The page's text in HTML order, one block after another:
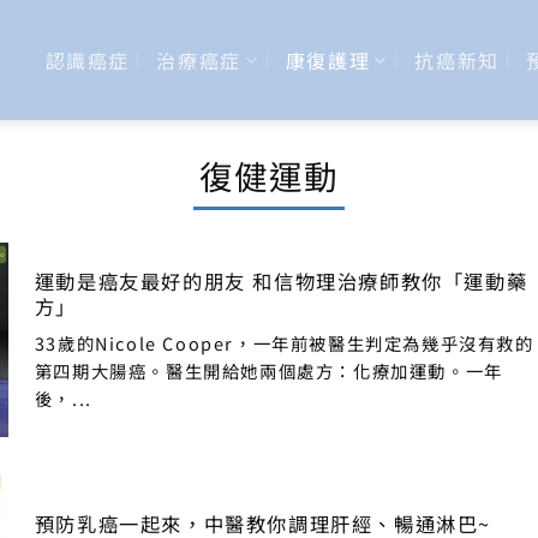
認識癌症 治療癌症 康復護理 抗癌新知
復健運動
運動是癌友最好的朋友 和信物理治療師教你「運動藥
方」
33歲的Nicole Cooper，一年前被醫生判定為幾乎沒有救的
第四期大腸癌。醫生開給她兩個處方：化療加運動。一年
後，...
預防乳癌一起來，中醫教你調理肝經、暢通淋巴~